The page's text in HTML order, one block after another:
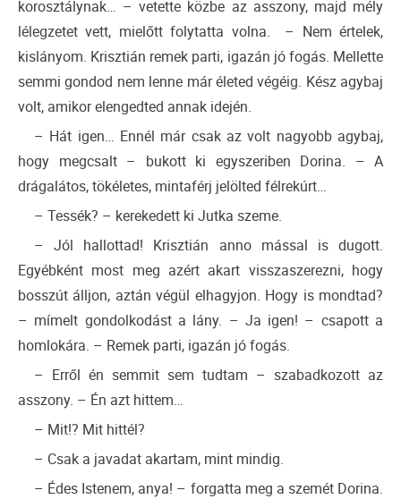
korosztálynak… – vetette közbe az asszony, majd mély
lélegzetet vett, mielőtt folytatta volna. – Nem értelek,
kislányom. Krisztián remek parti, igazán jó fogás. Mellette
semmi gondod nem lenne már életed végéig. Kész agybaj
volt, amikor elengedted annak idején.
– Hát igen… Ennél már csak az volt nagyobb agybaj,
hogy megcsalt – bukott ki egyszeriben Dorina. – A
drágalátos, tökéletes, mintaférj jelölted félrekúrt…
– Tessék? – kerekedett ki Jutka szeme.
– Jól hallottad! Krisztián anno mással is dugott.
Egyébként most meg azért akart visszaszerezni, hogy
bosszút álljon, aztán végül elhagyjon. Hogy is mondtad?
– mímelt gondolkodást a lány. – Ja igen! – csapott a
homlokára. – Remek parti, igazán jó fogás.
– Erről én semmit sem tudtam – szabadkozott az
asszony. – Én azt hittem…
– Mit!? Mit hittél?
– Csak a javadat akartam, mint mindig.
– Édes Istenem, anya! – forgatta meg a szemét Dorina.